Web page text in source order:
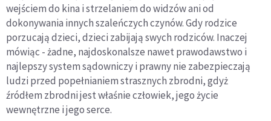
wejściem do kina i strzelaniem do widzów ani od
dokonywania innych szaleńczych czynów. Gdy rodzice
porzucają dzieci, dzieci zabijają swych rodziców. Inaczej
mówiąc - żadne, najdoskonalsze nawet prawodawstwo i
najlepszy system sądowniczy i prawny nie zabezpieczają
ludzi przed popełnianiem strasznych zbrodni, gdyż
źródłem zbrodni jest właśnie człowiek, jego życie
wewnętrzne i jego serce.